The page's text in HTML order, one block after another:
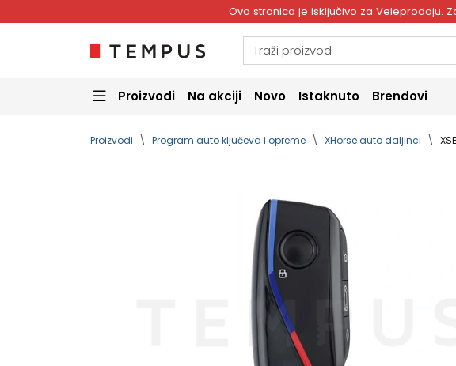
Ova stranica je isključivo za Veleprodaju.
Proizvodi Na akciji Novo Istaknuto Brendovi
Proizvodi Program auto ključeva i opreme XHorse auto daljinci